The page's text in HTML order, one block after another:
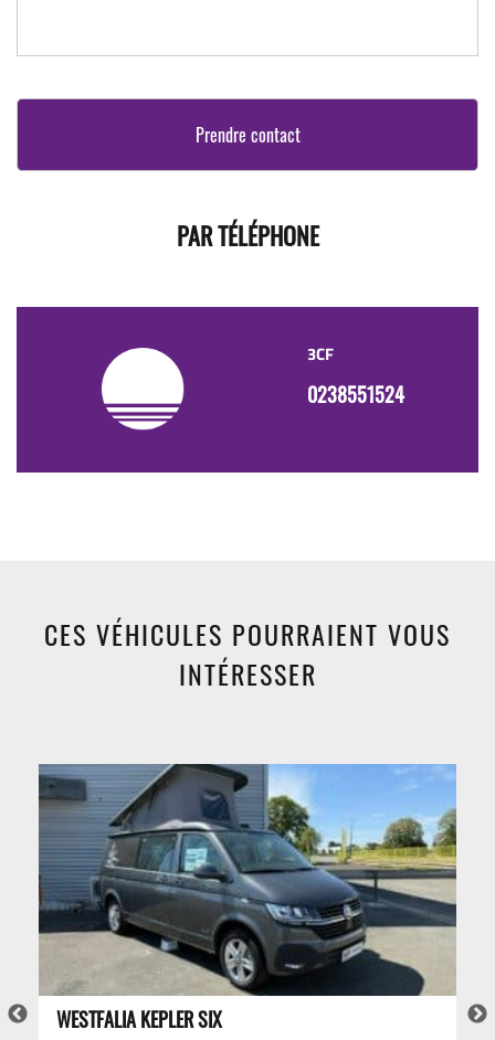
PAR TÉLÉPHONE
3CF
0238551524
CES VÉHICULES POURRAIENT VOUS
INTÉRESSER
WESTFALIA KEPLER SIX